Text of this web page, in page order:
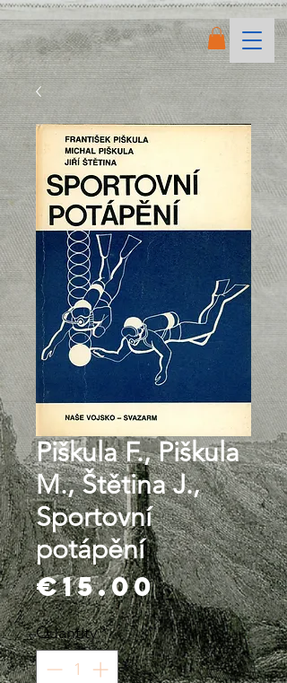
Piškula F., Piškula
M., Štětina J.,
Sportovní
potápění
€15.00Price
Quantity*